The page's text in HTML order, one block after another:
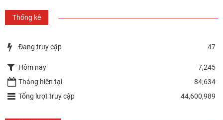
Thống kê
Đang truy cập 47
Hôm nay
7,245
Tháng hiện tại
84,634
Tổng lượt truy cập
44,600,989